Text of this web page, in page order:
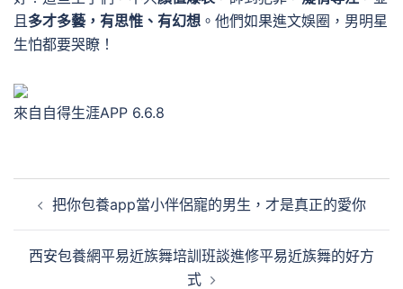
且多才多藝，有思惟、有幻想 。 他們如果進文娛圈，男明星
生怕都要哭瞭！
來自自得生涯APP 6.6.8
覽
把你包養app當小伴侶寵的男生，才是真正的愛你
西安包養網平易近族舞培訓班談進修平易近族舞的好方
式